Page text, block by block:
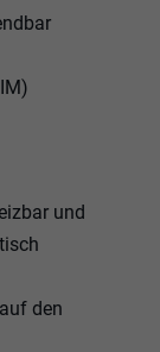
und
den